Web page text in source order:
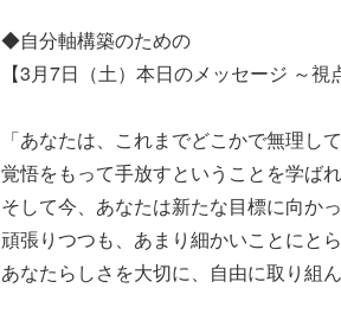
◆自分軸構築のための
【3月7日（土）本日のメッセージ ～視
「あなたは、これまでどこかで無理し
覚悟をもって手放すということを学ば
そして今、あなたは新たな目標に向か
頑張りつつも、あまり細かいことにと
あなたらしさを大切に、自由に取り組